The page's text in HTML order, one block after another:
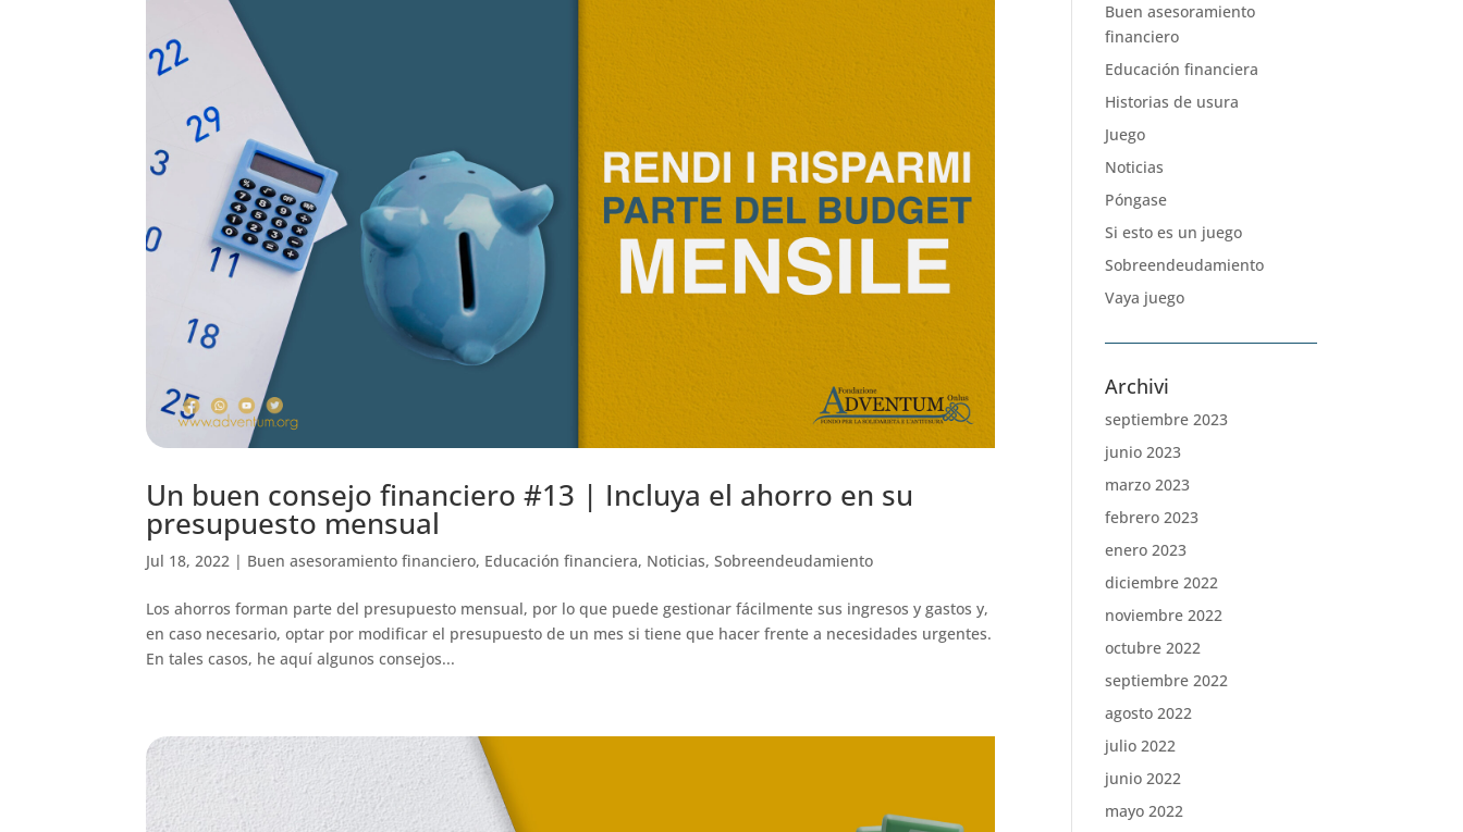
Un buen consejo financiero #13 | Incluya el ahorro en su
presupuesto mensual
Jul 18, 2022 | Buen asesoramiento financiero, Educación financiera, Noticias,Sobreendeudamiento
Los ahorros forman parte del presupuesto mensual, por lo que puede gestionar fácilmente sus ingresos y gastos y,
en caso necesario, optar por modificar el presupuesto de un mes si tiene que hacer frente a necesidades urgentes.
En tales casos, he aquí algunos consejos...
Buen asesoramiento
financiero
Educación financiera
Historias de usura
Juego
Noticias
Póngase
Si esto es un juego
Sobreendeudamiento
Vaya juego
Archivi
septiembre 2023
junio 2023
marzo 2023
febrero 2023
enero 2023
diciembre 2022
noviembre 2022
octubre 2022
septiembre 2022
agosto 2022
julio 2022
junio 2022
mayo 2022